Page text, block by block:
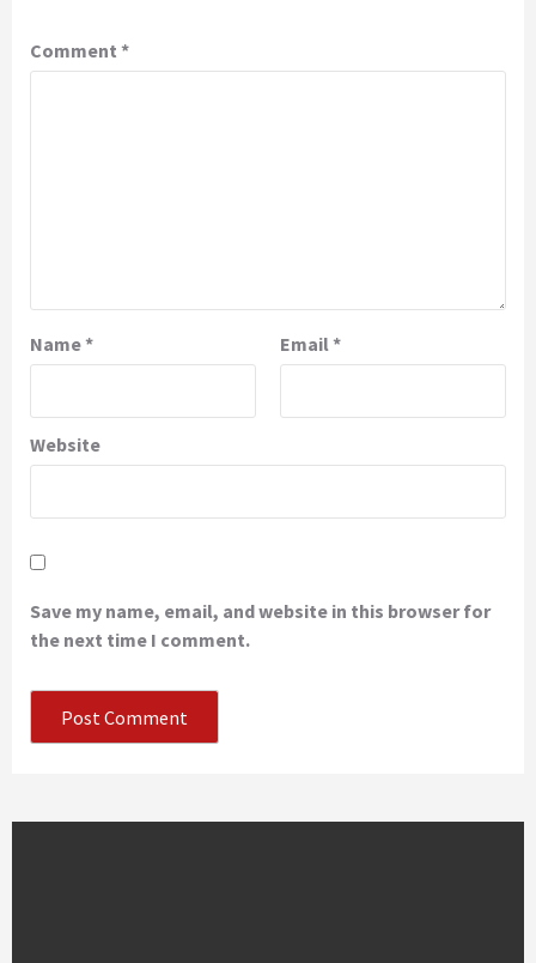
Comment *
Name* Email*
Website
Save my name, email, and website in this browser for
the next time I comment.